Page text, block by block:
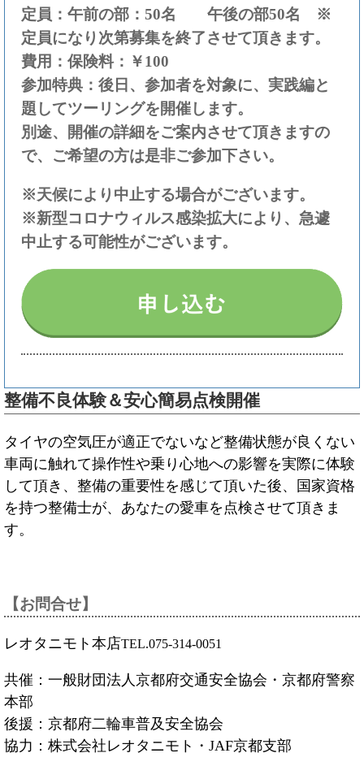
定員：午前の部：50名 午後の部50名 ※
定員になり次第募集を終了させて頂きます。
費用：保険料：￥100
参加特典：後日、参加者を対象に、実践編と
題してツーリングを開催します。
別途、開催の詳細をご案内させて頂きますの
で、ご希望の方は是非ご参加下さい。
※天候により中止する場合がございます。
※新型コロナウィルス感染拡大により、急遽
中止する可能性がございます。
整備不良体験＆安心簡易点検開催
タイヤの空気圧が適正でないなど整備状態が良くない
車両に触れて操作性や乗り心地への影響を実際に体験
して頂き、整備の重要性を感じて頂いた後、国家資格
を持つ整備士が、あなたの愛車を点検させて頂きま
す。
【お問合せ】
レオタニモト本店TEL.075-314-0051
共催：一般財団法人京都府交通安全協会・京都府警察
本部
後援：京都府二輪車普及安全協会
協力：株式会社レオタニモト・JAF京都支部